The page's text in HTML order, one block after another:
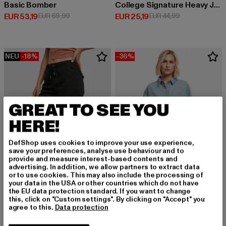
Basic Bomber
EUR 53,19
Derzeitiger Preis: EUR 53,19
EUR 69,99Aktionspreis: EUR 69,99
College Signature Heavy Jersey
EUR 25,19
Derzeitiger Preis: EUR 25,19
EUR 44,99Aktionspreis:
NEU -18%
URBAN CLASSICS
-36%
URBAN CLASSICS
GREAT TO SEE YOU
HERE!
DefShop uses cookies to improve your use experience,
save your preferences, analyse use behaviour and to
provide and measure interest-based contents and
advertising. In addition, we allow partners to extract data
or to use cookies. This may also include the processing of
your data in the USA or other countries which do not have
the EU data protection standard. If you want to change
this, click on "Custom settings". By clicking on "Accept" you
agree to this. Data protection